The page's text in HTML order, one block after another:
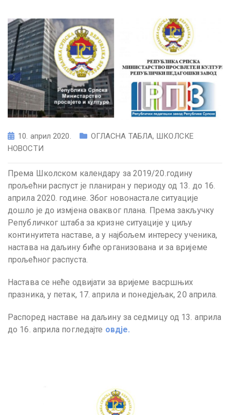
10. април 2020. ОГЛАСНА ТАБЛА, ШКОЛСКЕ
НОВОСТИ
Према Школском календару за 2019/20.годину
прољећни распуст је планиран у периоду од 13. до 16.
априла 2020. године. Због новонастале ситуације
дошло је до измјена оваквог плана. Према закључку
Републичког штаба за кризне ситуације у циљу
континуитета наставе, а у најбољем интересу ученика,
настава на даљину биће организована и за вријеме
прољећног распуста.
Настава се неће одвијати за вријеме васршњих
празника, у петак, 17. априла и понедјељак, 20 априла.
Распоред наставе на даљину за седмицу од 13. априла
до 16. априла погледајте овдје.